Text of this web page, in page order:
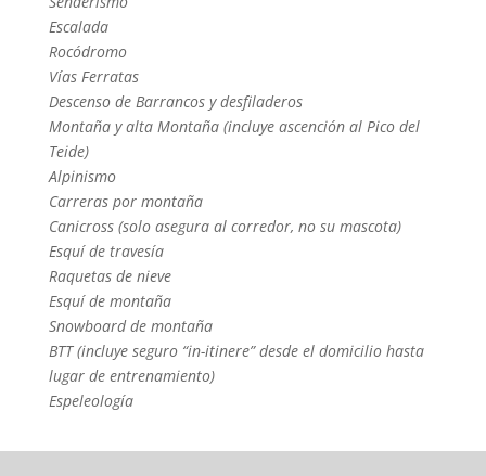
Escalada
Rocódromo
Vías Ferratas
Descenso de Barrancos y desfiladeros
Montaña y alta Montaña (incluye ascención al Pico del
Teide)
Alpinismo
Carreras por montaña
Canicross (solo asegura al corredor, no su mascota)
Esquí de travesía
Raquetas de nieve
Esquí de montaña
Snowboard de montaña
BTT (incluye seguro “in-itinere” desde el domicilio hasta
lugar de entrenamiento)
Espeleología